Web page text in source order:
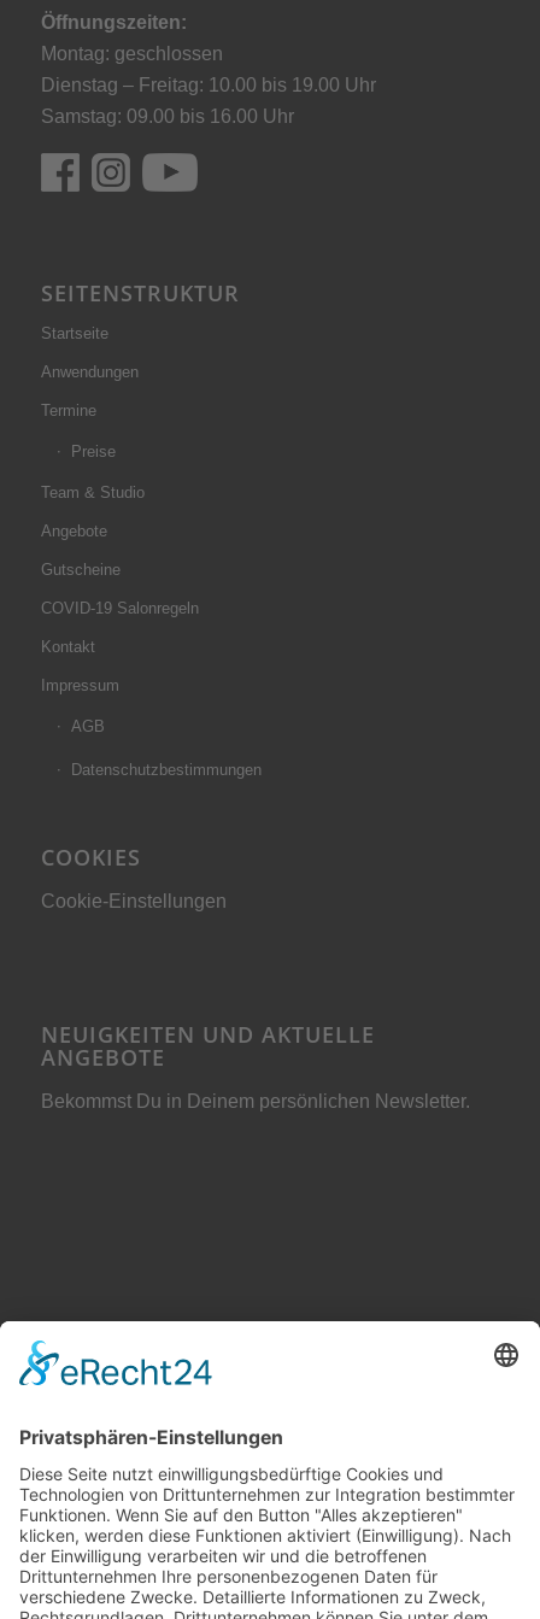
Öffnungszeiten:
Montag: geschlossen
Dienstag – Freitag: 10.00 bis 19.00 Uhr
Samstag: 09.00 bis 16.00 Uhr
SEITENSTRUKTUR
Startseite
Anwendungen
Termine
Preise
Team & Studio
Angebote
Gutscheine
COVID-19 Salonregeln
Kontakt
Impressum
AGB
Datenschutzbestimmungen
COOKIES
Cookie-Einstellungen
NEUIGKEITEN UND AKTUELLE
ANGEBOTE
Bekommst Du in Deinem persönlichen Newsletter.